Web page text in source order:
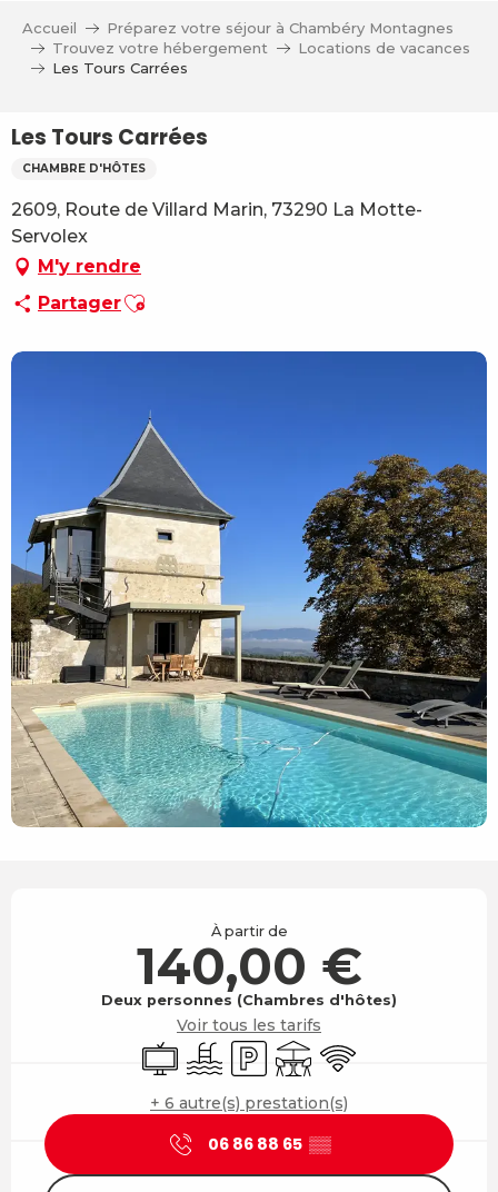
contenu
Accueil
Préparez votre séjour à Chambéry Montagnes
Trouvez votre hébergement
Locations de vacances
Les Tours Carrées
Les Tours Carrées
CHAMBRE D'HÔTES
2609, Route de Villard Marin, 73290 La Motte-
Servolex
M'y rendre
PartagerAjouter aux favoris
À partir de
140,00 €
Deux personnes (Chambres d'hôtes)
Voir tous les tarifs
TélévisionPiscineParkingTerrasse
WiFi
+ 6 autre(s) prestation(s)
06 86 88 65 ▒▒